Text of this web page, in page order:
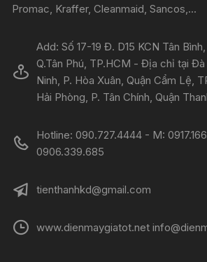
Promac, Kraffer, Cleanmaid, Sancos,...
Add: Số 17-19 Đ. D15 KCN Tân
Q.Tân Phú, TP.HCM - Địa chỉ tại Đà
Ninh, P. Hòa Xuân, Quận Cẩm Lệ,
Hải Phòng, P. Tân Chính, Quận
Hotline: 090.727.4444 - M:
0906.339.685
tienthanhkd@gmail.com
www.dienmaygiatot.net